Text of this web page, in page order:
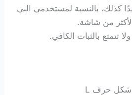
كذلك، بالنسبة لمستخدمي البي
من شاشة.
تتمتع بالثبات الكافي.